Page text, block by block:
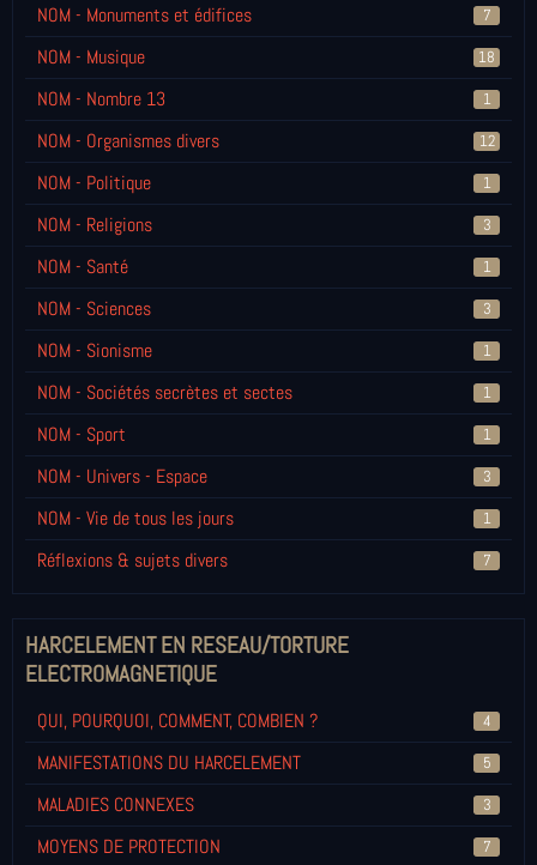
NOM - Monuments et édifices 7
NOM - Musique 18
NOM - Nombre 13 1
NOM - Organismes divers 12
NOM - Politique 1
NOM - Religions 3
NOM - Santé 1
NOM - Sciences 3
NOM - Sionisme 1
NOM - Sociétés secrètes et sectes 1
NOM - Sport 1
NOM - Univers - Espace 3
NOM - Vie de tous les jours 1
Réflexions & sujets divers 7
HARCELEMENT EN RESEAU/TORTURE
ELECTROMAGNETIQUE
QUI, POURQUOI, COMMENT, COMBIEN ? 4
MANIFESTATIONS DU HARCELEMENT 5
MALADIES CONNEXES 3
MOYENS DE PROTECTION 7